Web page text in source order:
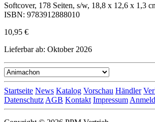
Softcover, 178 Seiten, s/w, 18,8 x 12,6 x 1,3
ISBN: 9783912888010
10,95 €
Lieferbar ab: Oktober 2026
Startseite News Katalog Vorschau Händler
Datenschutz AGB Kontakt Impressum